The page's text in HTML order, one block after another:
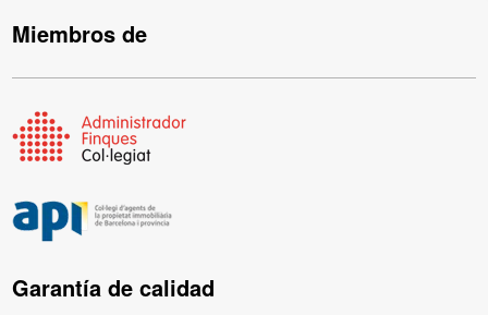
Miembros de
Garantía de calidad